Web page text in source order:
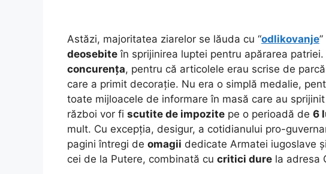
Astăzi, majoritatea ziarelor se lăuda cu “odlikovanje
deosebite în sprijinirea luptei pentru apărarea
concurența, pentru că articolele erau scrise de
care a primit decorație. Nu era o simplă medalie,
toate mijloacele de informare în masă care au
război vor fi scutite de impozite pe o perioadă de 6
mult. Cu excepția, desigur, a cotidianului pro-
pagini întregi de omagii dedicate Armatei iugoslave
cei de la Putere, combinată cu critici dure la adresa